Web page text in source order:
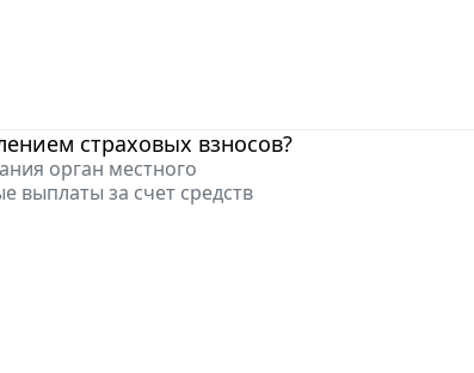
страховых взносов?
орган местного
выплаты за счет средств